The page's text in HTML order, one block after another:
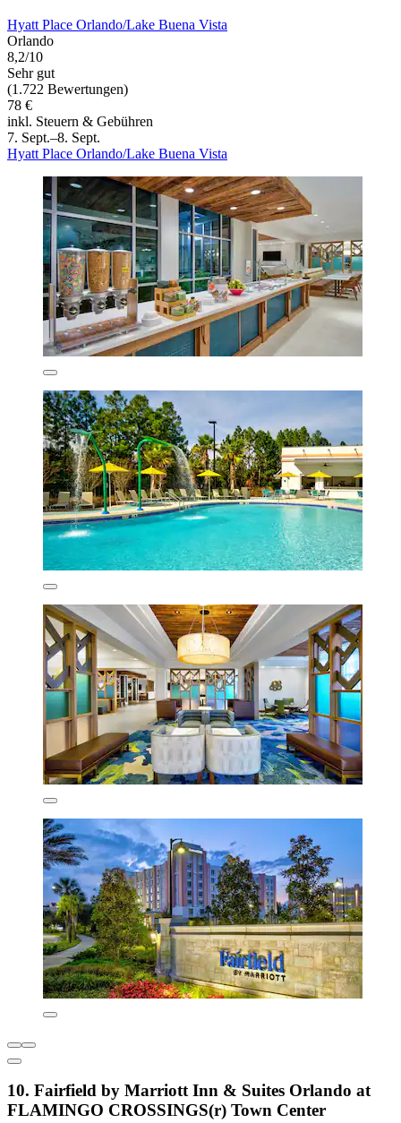
Hyatt Place Orlando/Lake Buena Vista
Orlando
8,2/10
Sehr gut
(1.722 Bewertungen)
78 €
inkl. Steuern & Gebühren
7. Sept.–8. Sept.
Hyatt Place Orlando/Lake Buena Vista
10. Fairfield by Marriott Inn & Suites Orlando at
FLAMINGO CROSSINGS(r) Town Center